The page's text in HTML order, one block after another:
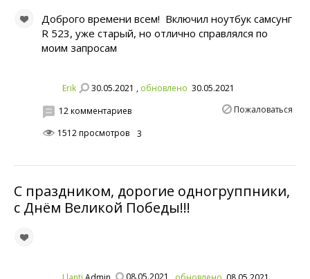
Доброго времени всем! Включил ноутбук самсунг
R 523, уже старый, но отлично справлялся по
моим запросам
Erik 30.05.2021 , обновлено 30.05.2021
Пожаловаться
12 комментариев
1512 просмотров
3
С праздником, дорогие одногруппники,
с Днём Великой Победы!!!
08.05.2021 ,